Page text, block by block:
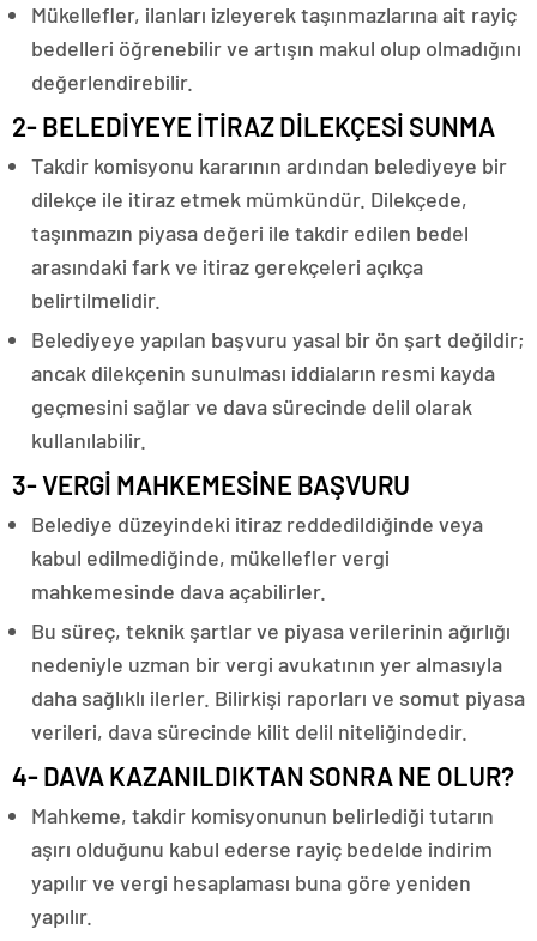
Mükellefler, ilanları izleyerek taşınmazlarına ait rayiç
bedelleri öğrenebilir ve artışın makul olup olmadığını
değerlendirebilir.
2- BELEDİYEYE İTİRAZ DİLEKÇESİ SUNMA
Takdir komisyonu kararının ardından belediyeye bir
dilekçe ile itiraz etmek mümkündür. Dilekçede,
taşınmazın piyasa değeri ile takdir edilen bedel
arasındaki fark ve itiraz gerekçeleri açıkça
belirtilmelidir.
Belediyeye yapılan başvuru yasal bir ön şart değildir;
ancak dilekçenin sunulması iddiaların resmi kayda
geçmesini sağlar ve dava sürecinde delil olarak
kullanılabilir.
3- VERGİ MAHKEMESİNE BAŞVURU
Belediye düzeyindeki itiraz reddedildiğinde veya
kabul edilmediğinde, mükellefler vergi
mahkemesinde dava açabilirler.
Bu süreç, teknik şartlar ve piyasa verilerinin ağırlığı
nedeniyle uzman bir vergi avukatının yer almasıyla
daha sağlıklı ilerler. Bilirkişi raporları ve somut piyasa
verileri, dava sürecinde kilit delil niteliğindedir.
4- DAVA KAZANILDIKTAN SONRA NE OLUR?
Mahkeme, takdir komisyonunun belirlediği tutarın
aşırı olduğunu kabul ederse rayiç bedelde indirim
yapılır ve vergi hesaplaması buna göre yeniden
yapılır.